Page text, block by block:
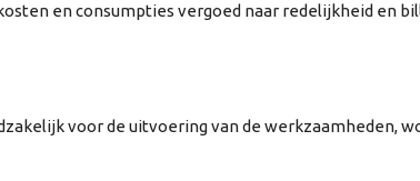
en consumpties vergoed naar redelijkheid en
voor de uitvoering van de werkzaamheden,